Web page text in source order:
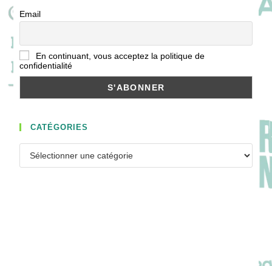
Email
En continuant, vous acceptez la politique de
confidentialité
CATÉGORIES